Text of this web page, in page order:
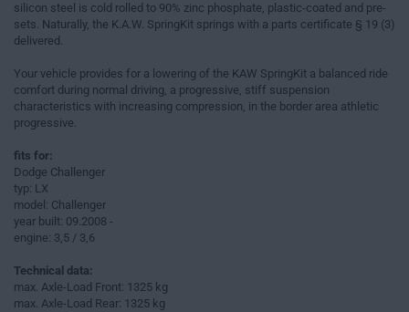
silicon steel is cold rolled to 90% zinc phosphate, plastic-coated and pre-
sets. Naturally, the K.A.W. SpringKit springs with a parts certificate § 19 (3)
delivered.
Your vehicle provides for a lowering of the KAW SpringKit a balanced ride
comfort during normal driving, a progressive, stiff suspension
characteristics with increasing compression, in the border area athletic
progressive.
fits for:
Dodge Challenger
typ: LX
model: Challenger
year built: 09.2008 -
engine: 3,5 / 3,6
Technical data:
max. Axle-Load Front: 1325 kg
max. Axle-Load Rear: 1325 kg